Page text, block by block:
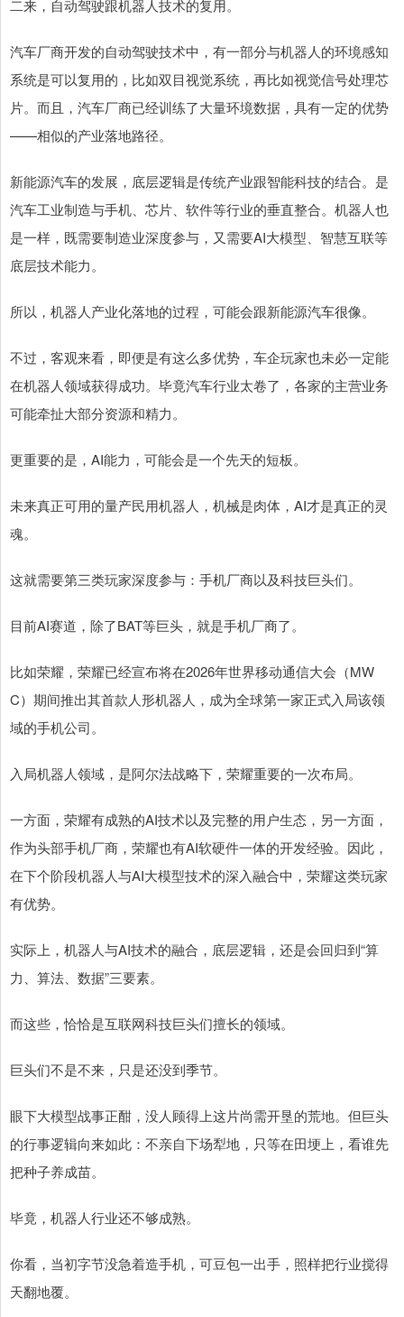
二来，自动驾驶跟机器人技术的复用。
汽车厂商开发的自动驾驶技术中，有一部分与机器人的环境感知
系统是可以复用的，比如双目视觉系统，再比如视觉信号处理芯
片。而且，汽车厂商已经训练了大量环境数据，具有一定的优势
——相似的产业落地路径。
新能源汽车的发展，底层逻辑是传统产业跟智能科技的结合。是
汽车工业制造与手机、芯片、软件等行业的垂直整合。机器人也
是一样，既需要制造业深度参与，又需要AI大模型、智慧互联等
底层技术能力。
所以，机器人产业化落地的过程，可能会跟新能源汽车很像。
不过，客观来看，即便是有这么多优势，车企玩家也未必一定能
在机器人领域获得成功。毕竟汽车行业太卷了，各家的主营业务
可能牵扯大部分资源和精力。
更重要的是，AI能力，可能会是一个先天的短板。
未来真正可用的量产民用机器人，机械是肉体，AI才是真正的灵
魂。
这就需要第三类玩家深度参与：手机厂商以及科技巨头们。
目前AI赛道，除了BAT等巨头，就是手机厂商了。
比如荣耀，荣耀已经宣布将在2026年世界移动通信大会（MW
C）期间推出其首款人形机器人，成为全球第一家正式入局该领
域的手机公司。
入局机器人领域，是阿尔法战略下，荣耀重要的一次布局。
一方面，荣耀有成熟的AI技术以及完整的用户生态，另一方面，
作为头部手机厂商，荣耀也有AI软硬件一体的开发经验。因此，
在下个阶段机器人与AI大模型技术的深入融合中，荣耀这类玩家
有优势。
实际上，机器人与AI技术的融合，底层逻辑，还是会回归到“算
力、算法、数据”三要素。
而这些，恰恰是互联网科技巨头们擅长的领域。
巨头们不是不来，只是还没到季节。
眼下大模型战事正酣，没人顾得上这片尚需开垦的荒地。但巨头
的行事逻辑向来如此：不亲自下场犁地，只等在田埂上，看谁先
把种子养成苗。
毕竟，机器人行业还不够成熟。
你看，当初字节没急着造手机，可豆包一出手，照样把行业搅得
天翻地覆。